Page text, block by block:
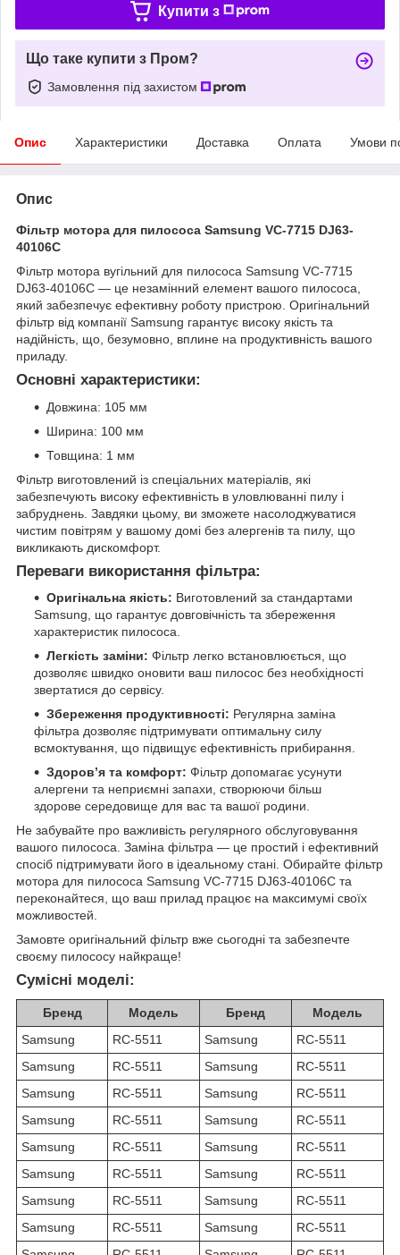
Купити з
Що таке купити з Пром?
Замовлення під захистом
Опис Характеристики Доставка Оплата Умови
Опис
Фільтр мотора для пилососа Samsung VC-7715 DJ63-
40106C
Фільтр мотора вугільний для пилососа Samsung VC-7715
DJ63-40106C — це незамінний елемент вашого пилососа,
який забезпечує ефективну роботу пристрою. Оригінальний
фільтр від компанії Samsung гарантує високу якість та
надійність, що, безумовно, вплине на продуктивність вашого
приладу.
Основні характеристики:
Довжина: 105 мм
Ширина: 100 мм
Товщина: 1 мм
Фільтр виготовлений із спеціальних матеріалів, які
забезпечують високу ефективність в уловлюванні пилу і
забруднень. Завдяки цьому, ви зможете насолоджуватися
чистим повітрям у вашому домі без алергенів та пилу, що
викликають дискомфорт.
Переваги використання фільтра:
Оригінальна якість: Виготовлений за стандартами
Samsung, що гарантує довговічність та збереження
характеристик пилососа.
Легкість заміни: Фільтр легко встановлюється, що
дозволяє швидко оновити ваш пилосос без необхідності
звертатися до сервісу.
Збереження продуктивності: Регулярна заміна
фільтра дозволяє підтримувати оптимальну силу
всмоктування, що підвищує ефективність прибирання.
Здоров’я та комфорт: Фільтр допомагає усунути
алергени та неприємні запахи, створюючи більш
здорове середовище для вас та вашої родини.
Не забувайте про важливість регулярного обслуговування
вашого пилососа. Заміна фільтра — це простий і ефективний
спосіб підтримувати його в ідеальному стані. Обирайте фільтр
мотора для пилососа Samsung VC-7715 DJ63-40106C та
переконайтеся, що ваш прилад працює на максимумі своїх
можливостей.
Замовте оригінальний фільтр вже сьогодні та забезпечте
своєму пилососу найкраще!
Сумісні моделі:
Бренд Модель Бренд
Модель
Samsung
RC-5511 Samsung
RC-5511
Samsung
RC-5511 Samsung
RC-5511
Samsung
RC-5511 Samsung
RC-5511
Samsung
RC-5511 Samsung
RC-5511
Samsung
RC-5511 Samsung
RC-5511
Samsung
RC-5511 Samsung
RC-5511
Samsung
RC-5511 Samsung
RC-5511
Samsung
RC-5511 Samsung
RC-5511